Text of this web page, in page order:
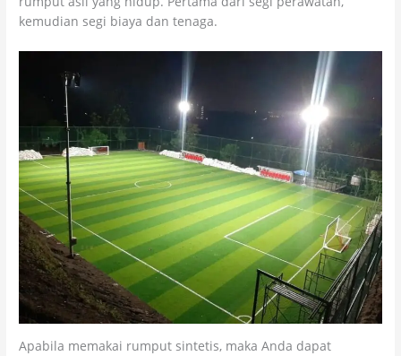
kemudian segi biaya dan tenaga.
Apabila memakai rumput sintetis, maka Anda dapat